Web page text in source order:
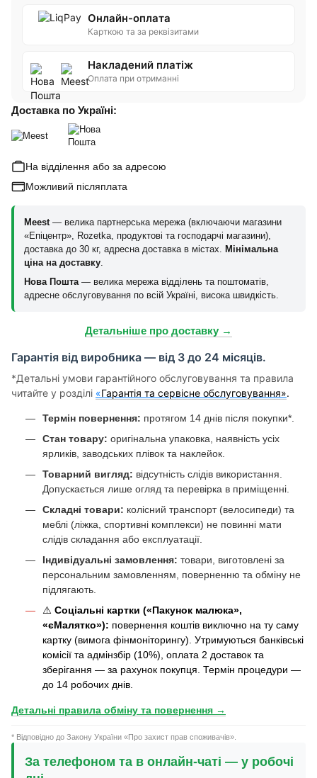
Онлайн-оплата
Карткою та за реквізитами
Накладений платіж
Оплата при отриманні
Доставка по Україні:
На відділення або за адресою
Можливий післяплата
Meest — велика партнерська мережа (включаючи магазини
«Епіцентр», Rozetka, продуктові та господарчі магазини),
доставка до 30 кг, адресна доставка в містах. Мінімальна
ціна на доставку
Нова Пошта — велика мережа відділень та поштоматів,
адресне обслуговування по всій Україні, висока швидкість.
Детальніше про доставку →
Гарантія від виробника — від 3 до 24 місяців.
*Детальні умови гарантійного обслуговування та правила
читайте у розділі «Гарантія та сервісне обслуговування».
Термін повернення: протягом 14 днів після покупки*.
Стан товару: оригінальна упаковка, наявність усіх
ярликів, заводських плівок та наклейок.
Товарний вигляд: відсутність слідів використання.
Допускається лише огляд та перевірка в приміщенні.
Складні товари: колісний транспорт (велосипеди) та
меблі (ліжка, спортивні комплекси) не повинні мати
слідів складання або експлуатації.
Індивідуальні замовлення: товари, виготовлені за
персональним замовленням, поверненню та обміну не
підлягають.
⚠️ Соціальні картки («Пакунок малюка»,
«єМалятко»): повернення коштів виключно на ту саму
картку (вимога фінмоніторингу). Утримуються банківські
комісії та адмінзбір (10%), оплата 2 доставок та
зберігання — за рахунок покупця. Термін процедури —
до 14 робочих днів.
Детальні правила обміну та повернення →
* Відповідно до Закону України «Про захист прав споживачів».
За телефоном та в онлайн-чаті — у робочі